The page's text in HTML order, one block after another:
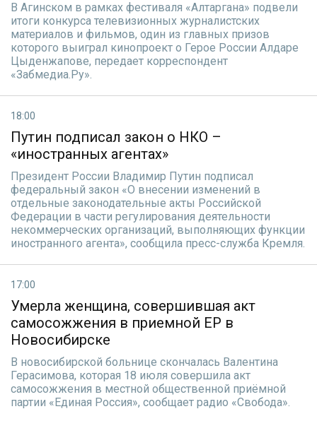
В Агинском в рамках фестиваля «Алтаргана» подвели
итоги конкурса телевизионных журналистских
материалов и фильмов, один из главных призов
которого выиграл кинопроект о Герое России Алдаре
Цыденжапове, передает корреспондент
«Забмедиа.Ру».
18:00
Путин подписал закон о НКО –
«иностранных агентах»
Президент России Владимир Путин подписал
федеральный закон «О внесении изменений в
отдельные законодательные акты Российской
Федерации в части регулирования деятельности
некоммерческих организаций, выполняющих функции
иностранного агента», сообщила пресс-служба Кремля.
17:00
Умерла женщина, совершившая акт
самосожжения в приемной ЕР в
Новосибирске
В новосибирской больнице скончалась Валентина
Герасимова, которая 18 июля совершила акт
самосожжения в местной общественной приёмной
партии «Единая Россия», сообщает радио «Свобода».